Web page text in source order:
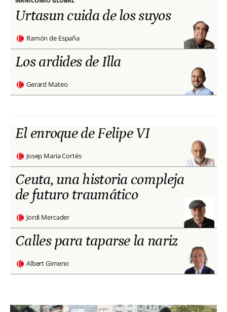
Urtasun cuida de los suyos
Ramón de España
Los ardides de Illa
Gerard Mateo
El enroque de Felipe VI
Josep Maria Cortés
Ceuta, una historia compleja
de futuro traumático
Jordi Mercader
Calles para taparse la nariz
Albert Gimeno